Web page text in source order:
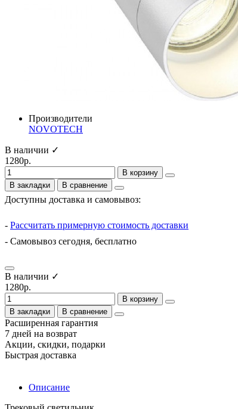
Производители
NOVOTECH
В наличии ✓
1280р.
В корзину
В закладки
В сравнение
Доступны доставка и самовывоз:
- Рассчитать примерную стоимость доставки
- Самовывоз сегодня, бесплатно
В наличии ✓
1280р.
В корзину
В закладки
В сравнение
Расширенная гарантия
7 дней на возврат
Акции, скидки, подарки
Быстрая доставка
Описание